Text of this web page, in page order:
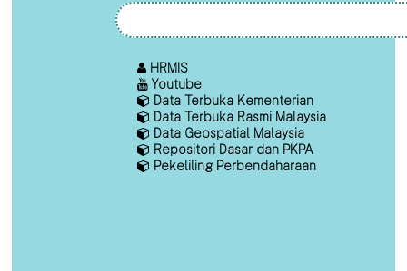
HRMIS
Youtube
Data Terbuka Kementerian
Data Terbuka Rasmi Malaysia
Data Geospatial Malaysia
Repositori Dasar dan PKPA
Pekeliling Perbendaharaan